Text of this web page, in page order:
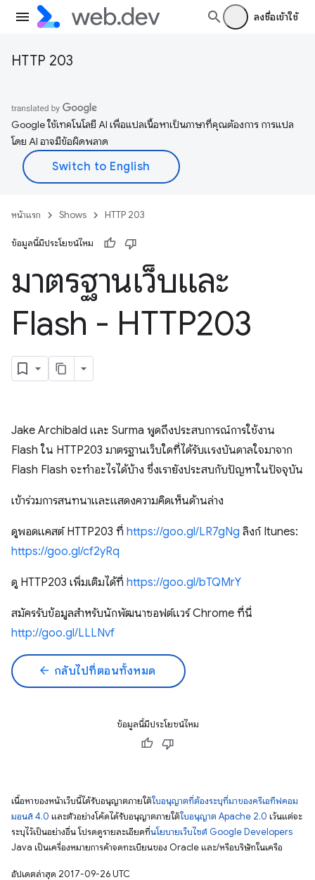
ลงชื่อเข้าใช้
HTTP 203
Google ใช้เทคโนโลยี AI เพื่อแปลเนื้อหาเป็นภาษาที่คุณต้องการ การแปล
โดย AI อาจมีข้อผิดพลาด
หน้าแรก Shows HTTP 203
ข้อมูลนี้มีประโยชน์ไหม
มาตรฐานเว็บและ
Flash - HTTP203
Jake Archibald และ Surma พูดถึงประสบการณ์การใช้งาน
Flash ใน HTTP203 มาตรฐานเว็บใดที่ได้รับแรงบันดาลใจมาจาก
Flash Flash จะทำอะไรได้บ้าง ซึ่งเรายังประสบกับปัญหาในปัจจุบัน
เข้าร่วมการสนทนาและแสดงความคิดเห็นด้านล่าง
ดูพอดแคสต์ HTTP203 ที่ https://goo.gl/LR7gNg ลิงก์ Itunes:
https://goo.gl/cf2yRq
ดู HTTP203 เพิ่มเติมได้ที่ https://goo.gl/bTQMrY
สมัครรับข้อมูลสำหรับนักพัฒนาซอฟต์แวร์ Chrome ที่นี่
http://goo.gl/LLLNvf
arrow_back กลับไปที่ตอนทั้งหมด
ข้อมูลนี้มีประโยชน์ไหม
เนื้อหาของหน้าเว็บนี้ได้รับอนุญาตภายใต้ใบอนุญาตที่ต้องระบุที่มาของครีเอทีฟคอม
มอนส์ 4.0 และตัวอย่างโค้ดได้รับอนุญาตภายใต้ใบอนุญาต Apache 2.0 เว้นแต่จะ
ระบุไว้เป็นอย่างอื่น โปรดดูรายละเอียดที่นโยบายเว็บไซต์ Google Developers
Java เป็นเครื่องหมายการค้าจดทะเบียนของ Oracle และ/หรือบริษัทในเครือ
อัปเดตล่าสุด 2017-09-26 UTC